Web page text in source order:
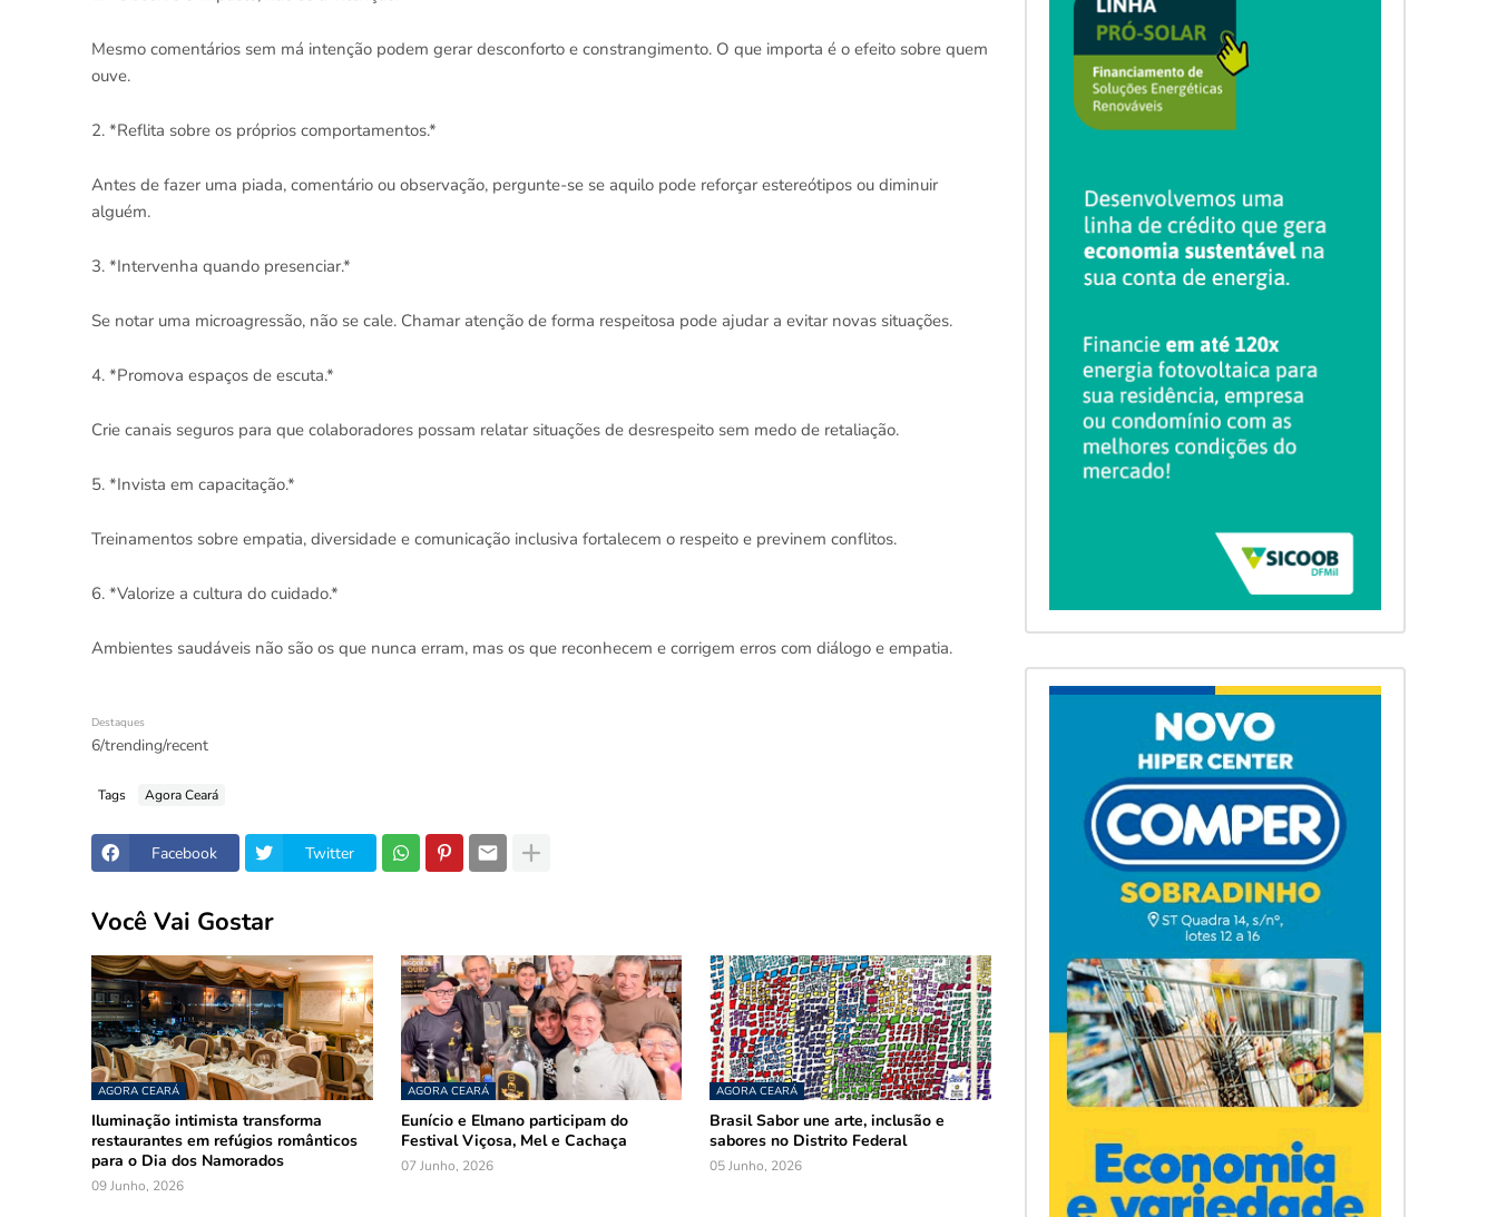
Mesmo comentários sem má intenção podem gerar desconforto e constrangimento. O que importa é o efeito sobre quem
ouve.
2. *Reflita sobre os próprios comportamentos.*
Antes de fazer uma piada, comentário ou observação, pergunte-se se aquilo pode reforçar estereótipos ou diminuir
alguém.
3. *Intervenha quando presenciar.*
Se notar uma microagressão, não se cale. Chamar atenção de forma respeitosa pode ajudar a evitar novas situações.
4. *Promova espaços de escuta.*
Crie canais seguros para que colaboradores possam relatar situações de desrespeito sem medo de retaliação.
5. *Invista em capacitação.*
Treinamentos sobre empatia, diversidade e comunicação inclusiva fortalecem o respeito e previnem conflitos.
6. *Valorize a cultura do cuidado.*
Ambientes saudáveis não são os que nunca erram, mas os que reconhecem e corrigem erros com diálogo e empatia.
Destaques
6/trending/recent
Tags Agora Ceará
Facebook Twitter
Você Vai Gostar
AGORA CEARÁ
Iluminação intimista transforma
restaurantes em refúgios românticos
para o Dia dos Namorados
09 Junho, 2026
AGORA CEARÁ
Eunício e Elmano participam do
Festival Viçosa, Mel e Cachaça
07 Junho, 2026
AGORA CEARÁ
Brasil Sabor une arte, inclusão e
sabores no Distrito Federal
05 Junho, 2026